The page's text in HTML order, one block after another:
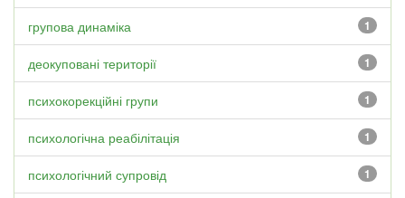
1
групова динаміка
1
деокуповані території
1
психокорекційні групи
1
психологічна реабілітація
1
психологічний супровід